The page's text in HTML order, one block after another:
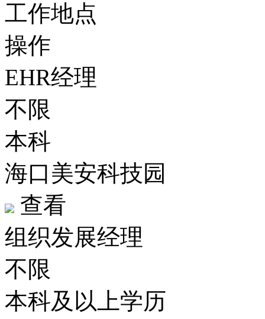
工作地点
操作
EHR经理
不限
本科
海口美安科技园
查看
组织发展经理
不限
本科及以上学历